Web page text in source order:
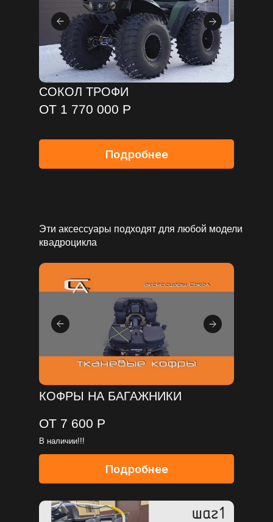
Подробнее
СОКОЛ ТРОФИ
ОТ 1 770 000 Р
Подробнее
ОТ 7 600 Р
КОФРЫ НА БАГАЖНИКИ
В наличии!!!
Эти аксессуары подходят для любой модели
квадроцикла